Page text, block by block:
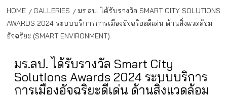
HOME GALLERIES
มร.ลป. ได้รับรางวัล SMART CITY SOLUTIONS
AWARDS 2024 ระบบบริการการเมืองอัจฉริยะดีเด่น ด้านสิ่งแวดล้อม
อัจฉริยะ (SMART ENVIRONMENT)
มร.ลป. ได้รับรางวัล Smart City
Solutions Awards 2024 ระบบบริการ
การเมืองอัจฉริยะดีเด่น ด้านสิ่งแวดล้อม